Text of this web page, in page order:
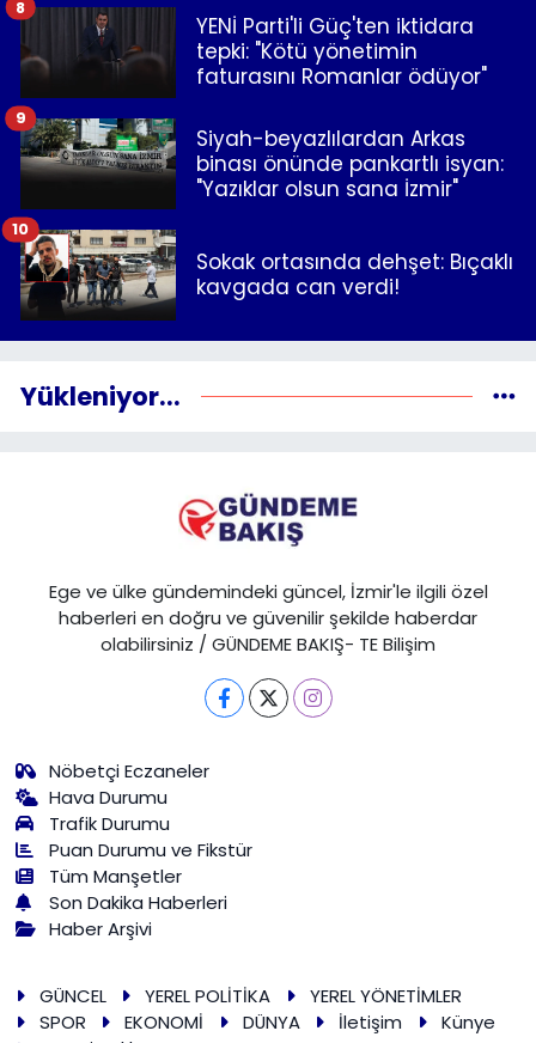
YENİ Parti'li Güç'ten iktidara
tepki: "Kötü yönetimin
faturasını Romanlar ödüyor"
8
Siyah-beyazlılardan Arkas
binası önünde pankartlı isyan:
"Yazıklar olsun sana İzmir"
9
Sokak ortasında dehşet: Bıçaklı
kavgada can verdi!
10
Yükleniyor...
Ege ve ülke gündemindeki güncel, İzmir'le ilgili özel
haberleri en doğru ve güvenilir şekilde haberdar
olabilirsiniz / GÜNDEME BAKIŞ- TE Bilişim
Nöbetçi Eczaneler
Hava Durumu
Trafik Durumu
Puan Durumu ve Fikstür
Tüm Manşetler
Son Dakika Haberleri
Haber Arşivi
GÜNCEL YEREL POLİTİKA
YEREL YÖNETİMLER
SPOR
EKONOMİ DÜNYA İletişim
Künye